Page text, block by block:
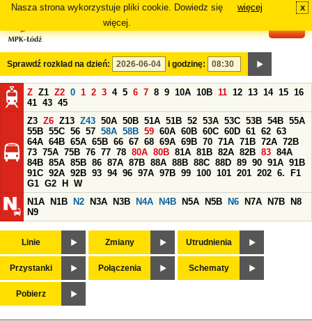
Nasza strona wykorzystuje pliki cookie. Dowiedz się
więcej.
więcej x
Sprawdź rozkład na dzień: i godzinę:
Z Z1 Z2 0 1 2 3 4 5 6 7 8 9 10A 10B 11 12 13 14 15 16
41 43 45
Z3 Z6 Z13 Z43 50A 50B 51A 51B 52 53A 53C 53B 54B 55A
55B 55C 56 57 58A 58B 59 60A 60B 60C 60D 61 62 63
64A 64B 65A 65B 66 67 68 69A 69B 70 71A 71B 72A 72B
73 75A 75B 76 77 78 80A 80B 81A 81B 82A 82B 83 84A
84B 85A 85B 86 87A 87B 88A 88B 88C 88D 89 90 91A 91B
91C 92A 92B 93 94 96 97A 97B 99 100 101 201 202 6.
F1
G1 G2 H
W
N1A
N1B N2 N3A N3B N4A N4B N5A N5B N6 N7A N7B
N8
N9
Linie Zmiany Utrudnienia
Przystanki Połączenia Schematy
Pobierz